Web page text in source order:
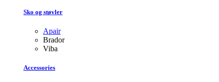
Sko og støvler
Apair
Brador
Viba
Accessories